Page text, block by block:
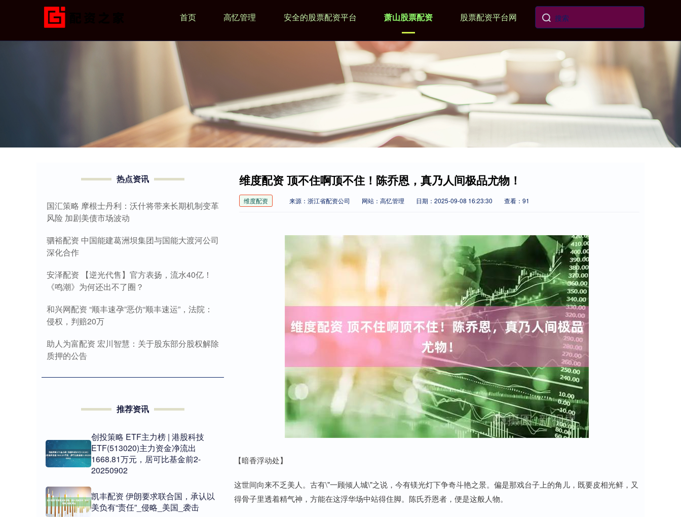
首页 高忆管理 安全的股票配资平台 萧山股票配资 股票配资平台网
维度配资 顶不住啊顶不住！陈乔恩，真乃人间极品尤物！
维度配资 来源：浙江省配资公司 网站：高忆管理 日期：2025-09-08 16:23:30 查看：91
【暗香浮动处】
这世间向来不乏美人。古有\"一顾倾人城\"之说，今有镁光灯下争奇斗艳之景。偏是那戏台子上的角儿，既要皮相光鲜，又
得骨子里透着精气神，方能在这浮华场中站得住脚。陈氏乔恩者，便是这般人物。
热点资讯
国汇策略 摩根士丹利：沃什将带来长期机制变革
风险 加剧美债市场波动
驷裕配资 中国能建葛洲坝集团与国能大渡河公司
深化合作
安泽配资 【逆光代售】官方表扬，流水40亿！
《鸣潮》为何还出不了圈？
和兴网配资 “顺丰速孕”恶仿“顺丰速运”，法院：
侵权，判赔20万
助人为富配资 宏川智慧：关于股东部分股权解除
质押的公告
推荐资讯
创投策略 ETF主力榜 | 港股科技
ETF(513020)主力资金净流出
1668.81万元，居可比基金前2-
20250902
凯丰配资 伊朗要求联合国，承认以
美负有“责任”_侵略_美国_袭击